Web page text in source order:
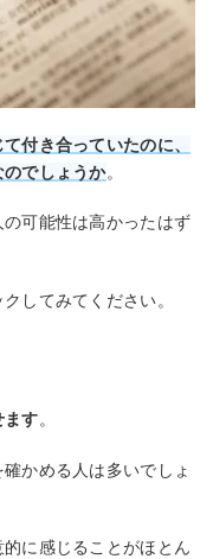
付き合っていたのに、
でしょうか。
可能性は高かったはず
してみてください。
ます。
かめる人は多いでしょ
に感じることがほとん